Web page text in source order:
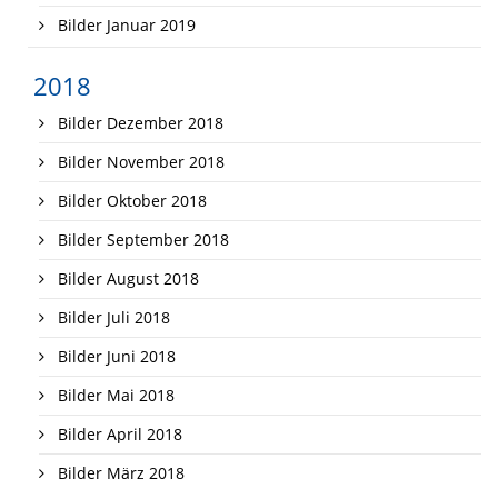
Bilder Januar 2019
2018
Bilder Dezember 2018
Bilder November 2018
Bilder Oktober 2018
Bilder September 2018
Bilder August 2018
Bilder Juli 2018
Bilder Juni 2018
Bilder Mai 2018
Bilder April 2018
Bilder März 2018